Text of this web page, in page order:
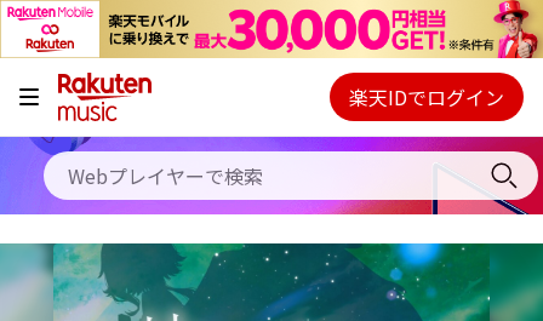
キャンペーン
料金プラン
使い方
初回30日間無料お試し
Webプレイヤー
ご契約内容の確認・変更
楽天IDでログイン